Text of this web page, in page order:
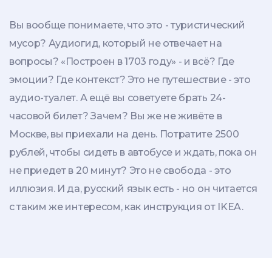
Вы вообще понимаете, что это - туристический
мусор? Аудиогид, который не отвечает на
вопросы? «Построен в 1703 году» - и всё? Где
эмоции? Где контекст? Это не путешествие - это
аудио-туалет. А ещё вы советуете брать 24-
часовой билет? Зачем? Вы же не живёте в
Москве, вы приехали на день. Потратите 2500
рублей, чтобы сидеть в автобусе и ждать, пока он
не приедет в 20 минут? Это не свобода - это
иллюзия. И да, русский язык есть - но он читается
с таким же интересом, как инструкция от IKEA.